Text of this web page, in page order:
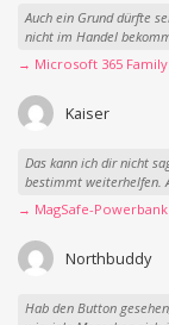
Auch ein Grund dürfte
nicht im Handel
→ Microsoft 365
Kaiser
Das kann ich dir nicht
bestimmt weiterhelfen.
→ MagSafe-
Northbuddy
Hab den Button